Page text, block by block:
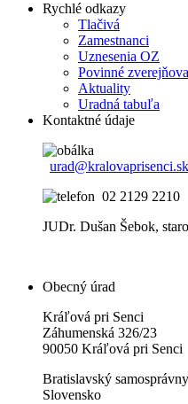
Rychlé odkazy
Tlačivá
Zamestnanci
Uznesenia OZ
Povinné
Aktuality
Uradná tabuľa
Kontaktné údaje
urad@kralovaprisenci.sk
02 2129 2210
JUDr. Dušan Šebok,
Obecný úrad
Kráľová pri Senci
Záhumenská 326/23
90050 Kráľová pri Senci
Bratislavský
Slovensko